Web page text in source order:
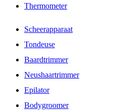
Thermometer
Scheerapparaat
Tondeuse
Baardtrimmer
Neushaartrimmer
Epilator
Bodygroomer